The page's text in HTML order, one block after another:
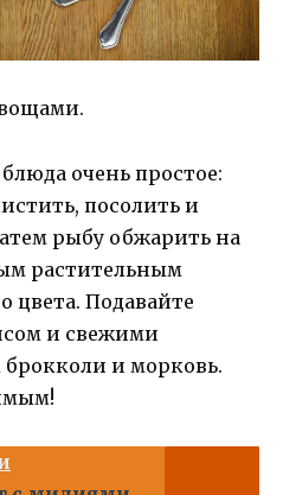
очень простое:
посолить и
рыбу обжарить на
растительным
цвета. Подавайте
и свежими
и морковь.